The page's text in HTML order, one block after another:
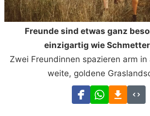
Freunde sind etwas ganz
einzigartig wie
Zwei Freundinnen spazieren arm
weite, goldene